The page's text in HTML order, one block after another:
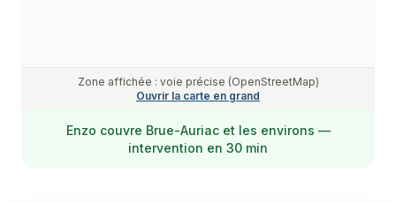
Zone affichée : voie précise (OpenStreetMap)
Ouvrir la carte en grand
Enzo couvre Brue-Auriacet les environs —
intervention en 30 min